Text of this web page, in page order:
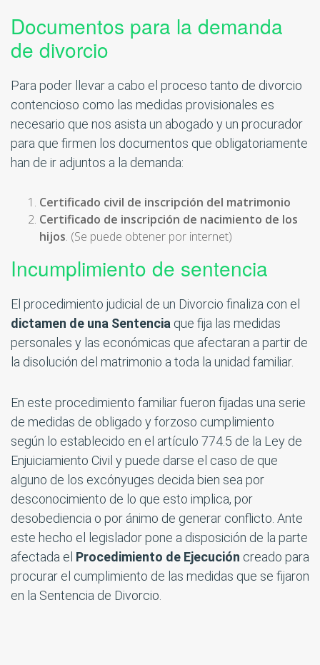
Documentos para la demanda
de divorcio
Para poder llevar a cabo el proceso tanto de divorcio
contencioso como las medidas provisionales es
necesario que nos asista un abogado y un procurador
para que firmen los documentos que obligatoriamente
han de ir adjuntos a la demanda:
Certificado civil de inscripción del matrimonio
Certificado de inscripción de nacimiento de los
hijos. (Se puede obtener por internet)
Incumplimiento de sentencia
El procedimiento judicial de un Divorcio finaliza con el
dictamen de una Sentencia que fija las medidas
personales y las económicas que afectaran a partir de
la disolución del matrimonio a toda la unidad familiar.
En este procedimiento familiar fueron fijadas una serie
de medidas de obligado y forzoso cumplimiento
según lo establecido en el artículo 774.5 de la Ley de
Enjuiciamiento Civil y puede darse el caso de que
alguno de los excónyuges decida bien sea por
desconocimiento de lo que esto implica, por
desobediencia o por ánimo de generar conflicto. Ante
este hecho el legislador pone a disposición de la parte
afectada el Procedimiento de Ejecución creado para
procurar el cumplimiento de las medidas que se fijaron
en la Sentencia de Divorcio.